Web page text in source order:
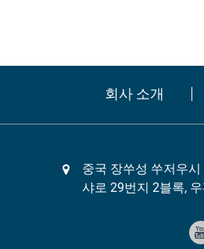
회사 소개
중국 장쑤성 쑤저우
샤로 29번지 2블록,